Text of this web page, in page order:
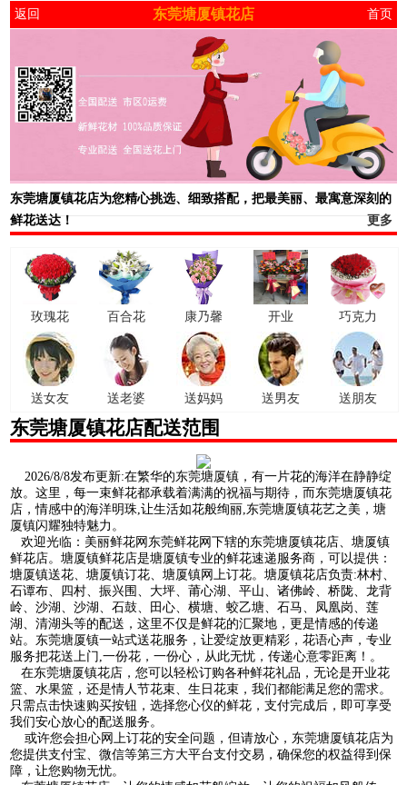
返回 东莞塘厦镇花店 首页
东莞塘厦镇花店为您精心挑选、细致搭配，把最美丽、最寓意深刻的
鲜花送达！
更多
玫瑰花 百合花 康乃馨 开业 巧克力
送女友 送老婆 送妈妈 送男友 送朋友
东莞塘厦镇花店配送范围
2026/8/8发布更新:在繁华的东莞塘厦镇，有一片花的海洋在静静绽
放。这里，每一束鲜花都承载着满满的祝福与期待，而东莞塘厦镇花
店，情感中的海洋明珠,让生活如花般绚丽,东莞塘厦镇花艺之美，塘
厦镇闪耀独特魅力。
欢迎光临：美丽鲜花网东莞鲜花网下辖的东莞塘厦镇花店、塘厦镇
鲜花店。塘厦镇鲜花店是塘厦镇专业的鲜花速递服务商，可以提供：
塘厦镇送花、塘厦镇订花、塘厦镇网上订花。塘厦镇花店负责:林村、
石谭布、四村、振兴围、大坪、莆心湖、平山、诸佛岭、桥陇、龙背
岭、沙湖、沙湖、石鼓、田心、横塘、蛟乙塘、石马、凤凰岗、莲
湖、清湖头等的配送，这里不仅是鲜花的汇聚地，更是情感的传递
站。东莞塘厦镇一站式送花服务，让爱绽放更精彩，花语心声，专业
服务把花送上门,一份花，一份心，从此无忧，传递心意零距离！。
在东莞塘厦镇花店，您可以轻松订购各种鲜花礼品，无论是开业花
篮、水果篮，还是情人节花束、生日花束，我们都能满足您的需求。
只需点击快速购买按钮，选择您心仪的鲜花，支付完成后，即可享受
我们安心放心的配送服务。
或许您会担心网上订花的安全问题，但请放心，东莞塘厦镇花店为
您提供支付宝、微信等第三方大平台支付交易，确保您的权益得到保
障，让您购物无忧。